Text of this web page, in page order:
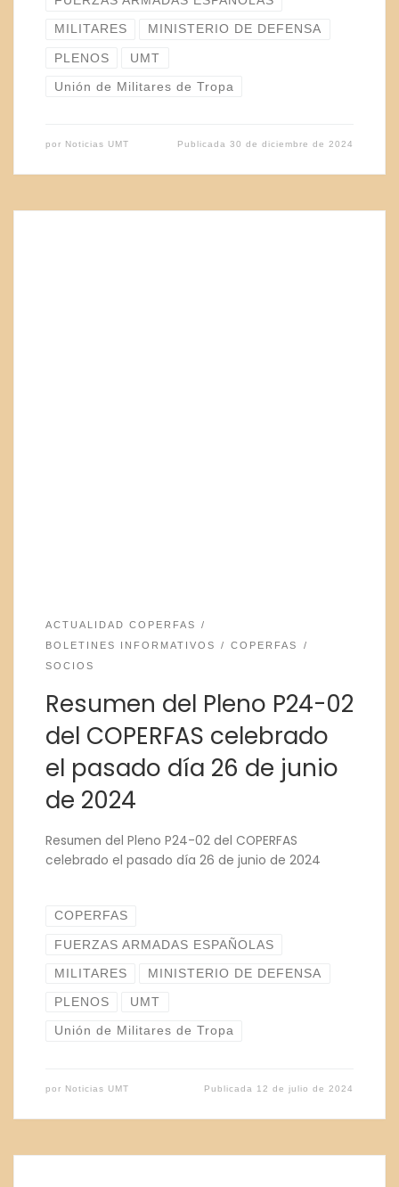
MILITARES MINISTERIO DE DEFENSA
PLENOS UMT
Unión de Militares de Tropa
por Noticias UMT Publicada30 de diciembre de 2024
ACTUALIDAD COPERFAS
BOLETINES INFORMATIVOS
COPERFAS
SOCIOS
Resumen del Pleno P24-02
del COPERFAS celebrado
el pasado día 26 de junio
de 2024
Resumen del Pleno P24-02 del COPERFAS
celebrado el pasado día 26 de junio de 2024
COPERFAS
FUERZAS ARMADAS ESPAÑOLAS
MILITARES MINISTERIO DE DEFENSA
PLENOS UMT
Unión de Militares de Tropa
por Noticias UMT Publicada 12 de julio de 2024